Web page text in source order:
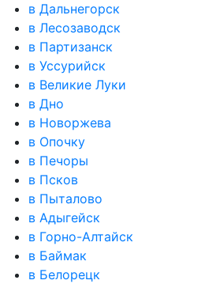
в Дальнегорск
в Лесозаводск
в Партизанск
в Уссурийск
в Великие Луки
в Дно
в Новоржева
в Опочку
в Печоры
в Псков
в Пыталово
в Адыгейск
в Горно-Алтайск
в Баймак
в Белорецк